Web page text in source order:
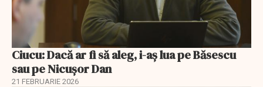
Ciucu: Dacă ar fi să aleg, i-aș lua pe Băsescu
sau pe Nicușor Dan
21 FEBRUARIE 2026